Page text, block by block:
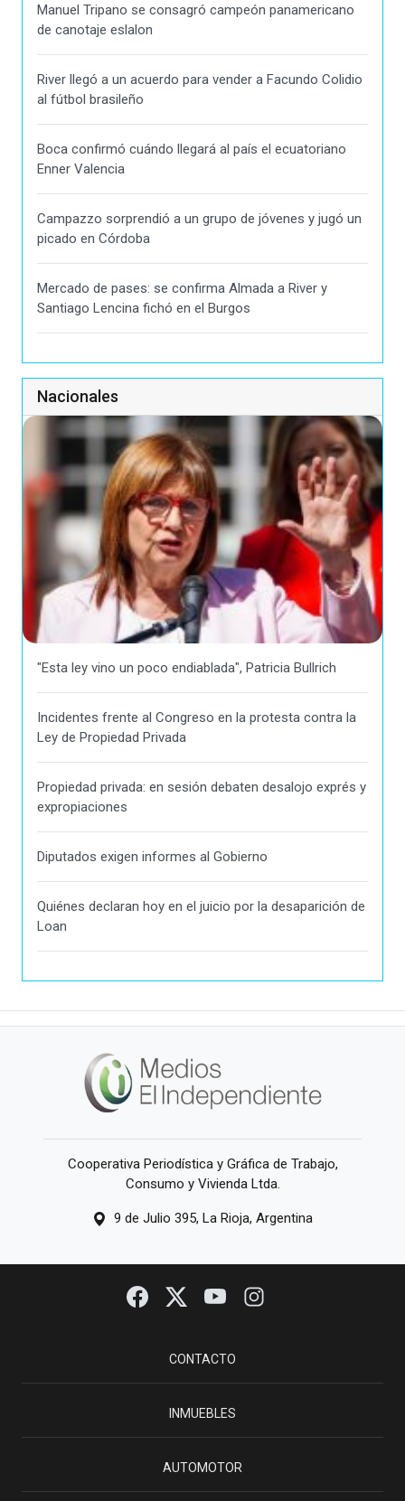
Manuel Tripano se consagró campeón panamericano
de canotaje eslalon
River llegó a un acuerdo para vender a Facundo Colidio
al fútbol brasileño
Boca confirmó cuándo llegará al país el ecuatoriano
Enner Valencia
Campazzo sorprendió a un grupo de jóvenes y jugó un
picado en Córdoba
Mercado de pases: se confirma Almada a River y
Santiago Lencina fichó en el Burgos
Nacionales
"Esta ley vino un poco endiablada", Patricia Bullrich
Incidentes frente al Congreso en la protesta contra la
Ley de Propiedad Privada
Propiedad privada: en sesión debaten desalojo exprés y
expropiaciones
Diputados exigen informes al Gobierno
Quiénes declaran hoy en el juicio por la desaparición de
Loan
Cooperativa Periodística y Gráfica de Trabajo,
Consumo y Vivienda Ltda.
9 de Julio 395, La Rioja, Argentina
CONTACTO
INMUEBLES
AUTOMOTOR